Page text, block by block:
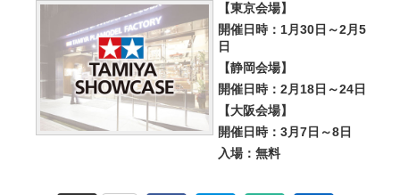
【東京会場】
開催日時：1月30日～2月5
日
【静岡会場】
開催日時：2月18日～24日
【大阪会場】
開催日時：3月7日～8日
入場：無料